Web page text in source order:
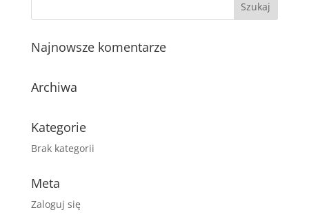
Najnowsze komentarze
Archiwa
Kategorie
Brak kategorii
Meta
Zaloguj się